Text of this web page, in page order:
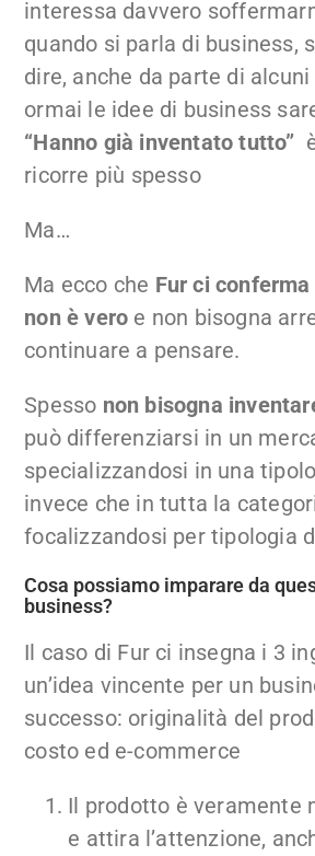
interessa davvero
quando si parla di business,
dire, anche da parte di
ormai le idee di business
“Hanno già inventato tutto”
ricorre più spesso
Ma…
Ma ecco che Fur ci
non è vero e non bisogna
continuare a pensare.
Spesso non bisogna
può differenziarsi in un
specializzandosi in una
invece che in tutta la
focalizzandosi per tipologia
Cosa possiamo imparare da
business?
Il caso di Fur ci insegna i 3
un’idea vincente per un
successo: originalità del
costo ed e-commerce
Il prodotto è veramente
e attira l’attenzione,